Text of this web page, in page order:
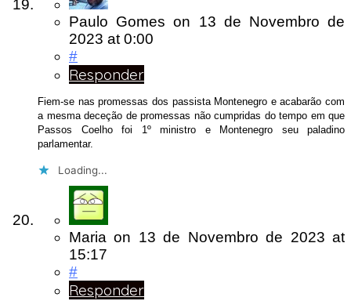
Paulo Gomes on 13 de Novembro de
2023 at 0:00
#
Responder
Fiem-se nas promessas dos passista Montenegro e acabarão com
a mesma deceção de promessas não cumpridas do tempo em que
Passos Coelho foi 1º ministro e Montenegro seu paladino
parlamentar.
Loading...
Maria on 13 de Novembro de 2023at
15:17
#
Responder